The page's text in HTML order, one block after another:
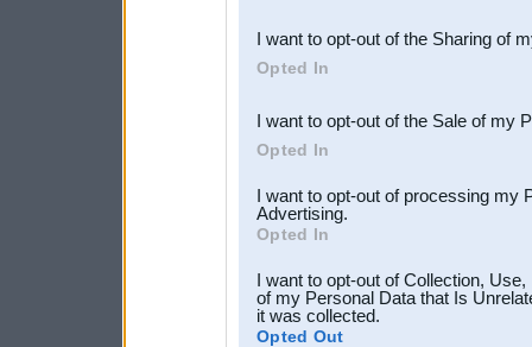
Downstream Participants
third parties.
I want to opt-out of the Sharing of
Opted In
I want to opt-out of the Sale of my
Opted In
I want to opt-out of processing my
Advertising.
Opted In
I want to opt-out of Collection,
of my Personal Data that Is
it was collected.
Opted Out